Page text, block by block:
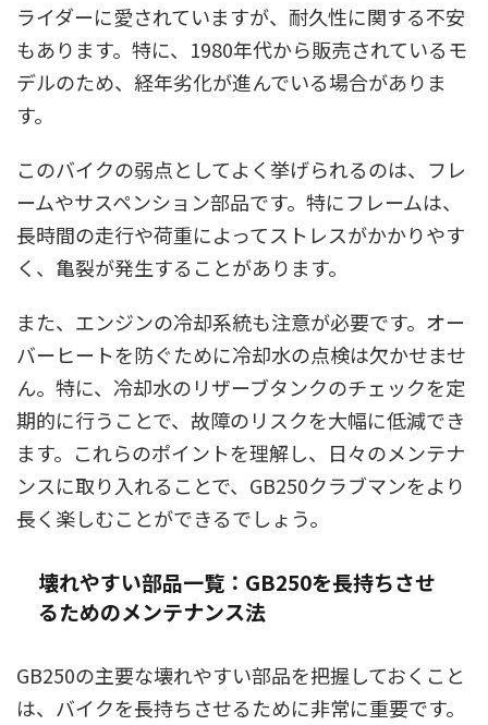
ライダーに愛されていますが、耐久性に関する不安
もあります。特に、1980年代から販売されているモ
デルのため、経年劣化が進んでいる場合がありま
す。
このバイクの弱点としてよく挙げられるのは、フレ
ームやサスペンション部品です。特にフレームは、
長時間の走行や荷重によってストレスがかかりやす
く、亀裂が発生することがあります。
また、エンジンの冷却系統も注意が必要です。オー
バーヒートを防ぐために冷却水の点検は欠かせませ
ん。特に、冷却水のリザーブタンクのチェックを定
期的に行うことで、故障のリスクを大幅に低減でき
ます。これらのポイントを理解し、日々のメンテナ
ンスに取り入れることで、GB250クラブマンをより
長く楽しむことができるでしょう。
壊れやすい部品一覧：GB250を長持ちさせ
るためのメンテナンス法
GB250の主要な壊れやすい部品を把握しておくこと
は、バイクを長持ちさせるために非常に重要です。